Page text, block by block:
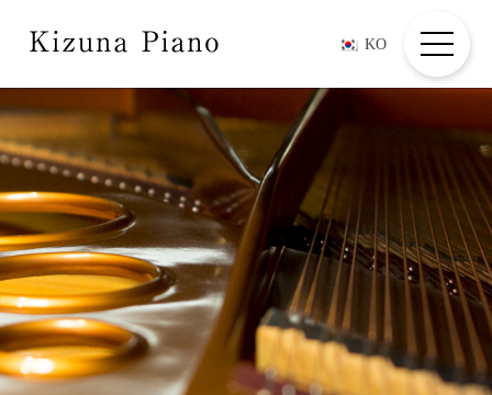
HOME
ABOUT
COMPOSERS + PLAYER
COMMENTS
MOVIES
KO